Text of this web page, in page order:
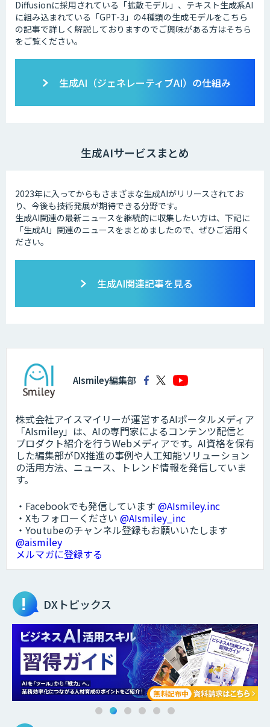
Diffusionに採用されている「拡散モデル」、テキスト生成系AI
に組み込まれている「GPT-3」の4種類の生成モデルをこちら
の記事で詳しく解説しておりますのでご興味がある方はそちら
をご覧ください。
生成AI（ジェネレーティブAI）の仕組み
生成AIサービスまとめ
2023年に入ってからもさまざまな生成AIがリリースされてお
り、今後も技術発展が期待できる分野です。
生成AI関連の最新ニュースを継続的に収集したい方は、下記に
「生成AI」関連のニュースをまとめましたので、ぜひご活用く
ださい。
生成AI関連記事を見る
AIsmiley編集部
株式会社アイスマイリーが運営するAIポータルメディア
「AIsmiley」は、AIの専門家によるコンテンツ配信と
プロダクト紹介を行うWebメディアです。AI資格を保有
した編集部がDX推進の事例や人工知能ソリューション
の活用方法、ニュース、トレンド情報を発信していま
す。
・Facebookでも発信しています @AIsmiley.inc
・Xもフォローください @AIsmiley_inc
・Youtubeのチャンネル登録もお願いいたします
@aismiley
メルマガに登録する
DXトピックス